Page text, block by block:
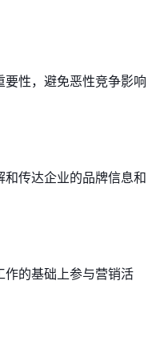
性，避免恶性竞争影响
传达企业的品牌信息和
的基础上参与营销活